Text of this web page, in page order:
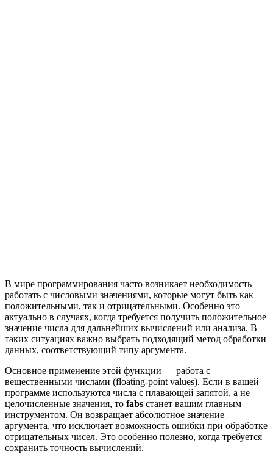
В мире программирования часто возникает необходимость
работать с числовыми значениями, которые могут быть как
положительными, так и отрицательными. Особенно это
актуально в случаях, когда требуется получить положительное
значение числа для дальнейших вычислений или анализа. В
таких ситуациях важно выбрать подходящий метод обработки
данных, соответствующий типу аргумента.
Основное применение этой функции — работа с
вещественными числами (floating-point values). Если в вашей
программе используются числа с плавающей запятой, а не
целочисленные значения, то fabs станет вашим главным
инструментом. Он возвращает абсолютное значение
аргумента, что исключает возможность ошибки при обработке
отрицательных чисел. Это особенно полезно, когда требуется
сохранить точность вычислений.